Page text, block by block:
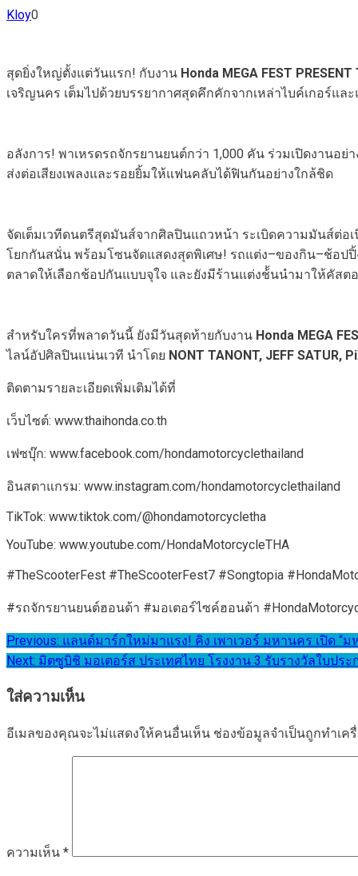
Kloy0
สุดยิ่งใหญ่ตั้งแต่วันแรก! กับงาน Honda MEGA FEST PRESENT
เจริญนคร เต็มไปด้วยบรรยากาศสุดคึกคักจากเหล่าไบค์เกอร์แ
อลังการ! พาเหรดรถจักรยานยนต์กว่า 1,000 คัน ร่วมเปิดงาน
ส่งต่อเสียงเพลงและรอยยิ้มให้แฟนคลับได้ฟินกันอย่างใกล้ชิด
จัดเต็มเวทีดนตรีสุดมันส์จากศิลปินแถวหน้า ระเบิดความมันส์ต่
โยกกันสนั่น พร้อมโซนจัดแสดงสุดพิเศษ! รถแต่ง–ของกิน–ช้อป
ตลาดให้เลือกช้อปกันแบบจุใจ และยังมีร้านแต่งช้้นนำมาให้คัสต
สำหรับใครที่พลาดวันนี้ ยังมีวันสุดท้ายกับงาน Honda MEGA
ไลน์อัปศิลปินแน่นเวที นำโดย NONT TANONT, JEFF SATUR,
ติดตามรายละเอียดเพิ่มเติมได้ที่
เว็บไซต์: www.thaihonda.co.th
เฟซบุ๊ก: www.facebook.com/hondamotorcyclethailand
อินสตาแกรม: www.instagram.com/hondamotorcyclethailand
TikTok: www.tiktok.com/@hondamotorcycletha
YouTube: www.youtube.com/HondaMotorcycleTHA
#TheScooterFest #TheScooterFest7 #Songtopia
#รถจักรยานยนต์ฮอนด้า #มอเตอร์ไซค์ฮอนด้า
แนะแนว
เรื่อง
Previous: แลนด์มาร์กใหม่มาแรง! คิง เพาเวอร์ มหานคร เปิด “ม
Next: มิตซูบิชิ มอเตอร์ส ประเทศไทย โรงงาน 3 รับรางวัลใบป
ใส่ความเห็น
อีเมลของคุณจะไม่แสดงให้คนอื่นเห็น ช่องข้อมูลจำเป็นถูกทำเค
ความเห็น *